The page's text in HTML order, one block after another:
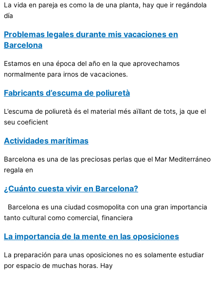
La vida en pareja es como la de una planta, hay que ir regándola
día
Problemas legales durante mis vacaciones en
Barcelona
Estamos en una época del año en la que aprovechamos
normalmente para irnos de vacaciones.
Fabricants d’escuma de poliuretà
L’escuma de poliuretà és el material més aïllant de tots, ja que el
seu coeficient
Actividades marítimas
Barcelona es una de las preciosas perlas que el Mar Mediterráneo
regala en
¿Cuánto cuesta vivir en Barcelona?
Barcelona es una ciudad cosmopolita con una gran importancia
tanto cultural como comercial, financiera
La importancia de la mente en las oposiciones
La preparación para unas oposiciones no es solamente estudiar
por espacio de muchas horas. Hay